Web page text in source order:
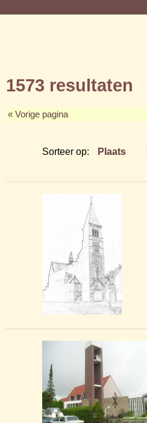
1573 resultaten
« Vorige pagina
Sorteer op: Plaats